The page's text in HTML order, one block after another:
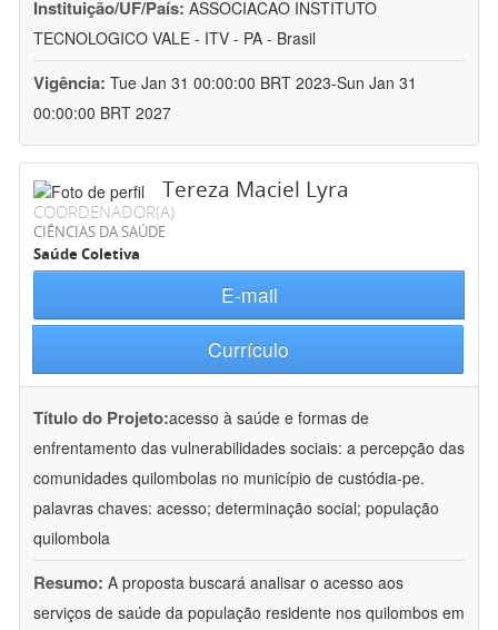
Instituição/UF/País: ASSOCIACAO INSTITUTO
TECNOLOGICO VALE - ITV - PA - Brasil
Vigência: Tue Jan 31 00:00:00 BRT 2023-Sun Jan 31
00:00:00 BRT 2027
Tereza Maciel Lyra
COORDENADOR(A)
CIÊNCIAS DA SAÚDE
Saúde Coletiva
E-mail
Currículo
Título do Projeto:acesso à saúde e formas de
enfrentamento das vulnerabilidades sociais: a percepção das
comunidades quilombolas no município de custódia-pe.
palavras chaves: acesso; determinação social; população
quilombola
Resumo: A proposta buscará analisar o acesso aos
serviços de saúde da população residente nos quilombos em